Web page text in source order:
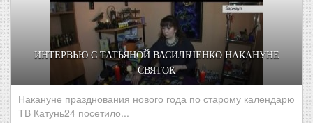
ИНТЕРВЬЮ С ТАТЬЯНОЙ ВАСИЛЬЧЕНКО НАКАНУНЕ
СВЯТОК
Накануне празднования нового года по старому календарю
ТВ Катунь24 посетило...